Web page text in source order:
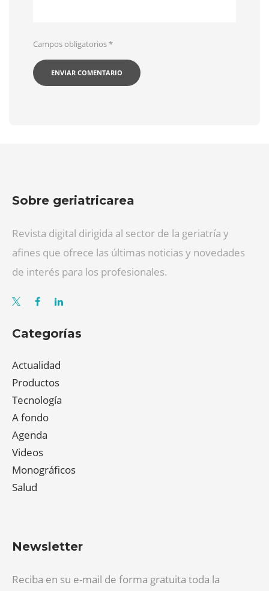
Campos obligatorios*
Sobre geriatricarea
Revista digital dirigida al sector de la geriatría y
afines que ofrece las últimas noticias y novedades
de interés para los profesionales.
Categorías
Actualidad
Productos
Tecnología
A fondo
Agenda
Videos
Monográficos
Salud
Newsletter
Reciba en su e-mail de forma gratuita toda la